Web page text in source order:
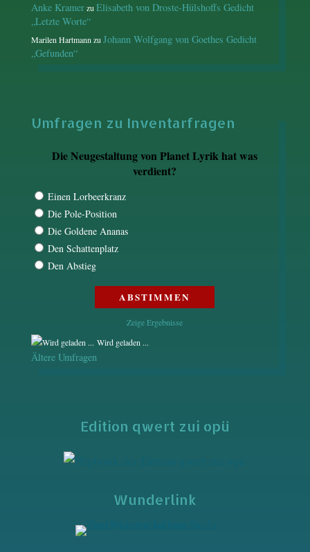
Anke KramerzuElisabeth von Droste-Hülshoffs Gedicht
„Letzte Worte“
Marilen HartmannzuJohann Wolfgang von Goethes Gedicht
„Gefunden“
Umfragen zu Inventarfragen
Die Neugestaltung von Planet Lyrik hat was
verdient?
Einen Lorbeerkranz
Die Pole-Position
Die Goldene Ananas
Den Schattenplatz
Den Abstieg
Zeige Ergebnisse
Wird geladen ...
Ältere Umfragen
Edition qwert zui opü
Wunderlink